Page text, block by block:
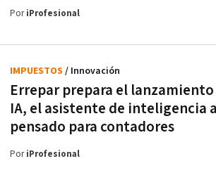
PoriProfesional
Errepar prepara el
IA, el asistente de inteligencia
pensado para contadores
IMPUESTOS / Innovación
PoriProfesional